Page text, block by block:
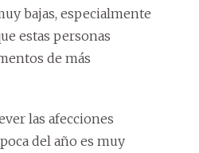
bajas, especialmente
estas personas
de más
las afecciones
del año es muy